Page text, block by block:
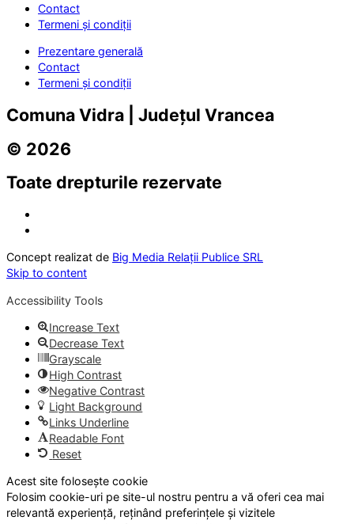
Contact
Termeni și condiții
Prezentare generală
Contact
Termeni și condiții
Comuna Vidra | Județul Vrancea
© 2026
Toate drepturile rezervate
Concept realizat de Big Media Relații Publice SRL
Skip to content
Accessibility Tools
Increase Text
Decrease Text
Grayscale
High Contrast
Negative Contrast
Light Background
Links Underline
Readable Font
Reset
Acest site folosește cookie
Folosim cookie-uri pe site-ul nostru pentru a vă oferi cea mai
relevantă experiență, reținând preferințele și vizitele